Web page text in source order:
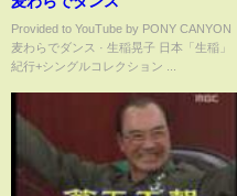
Provided to YouTube by PONY CANYON
麦わらでダンス · 生稲晃子 日本「生稲」
紀行+シングルコレクション ...